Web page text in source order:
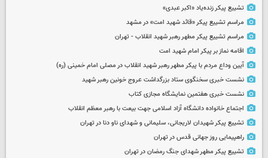
تشییع پیکر زنده‌یاد «اکبر عبدی»
مراسم تشییع پیکر «قائد شهید امت» در مشهد
مراسم تشییع پیکر مطهر رهبر شهید انقلاب - تهران
اقامه نماز بر پیکر امام شهید امت
آیین وداع مردم با پیکر مطهر رهبر شهید انقلاب در مصلی امام خمینی (ره)
نشست خبری سخنگوی ستاد بزرگداشت عروج خونین رهبر شهید
نشست خبری هفتمین نمایشگاه مجازی کتاب
اجتماع خانواده دانشگاه آزاد اسلامی جهت بیعت با رهبر معظم انقلاب
تشییع پیکر شهیدان لاریجانی، سلیمانی و شهدای ناو دنا در تهران
راهپیمایی روز جهانی قدس در تهران
تشییع پیکر مطهر شهدای جنگ رمضان در تهران